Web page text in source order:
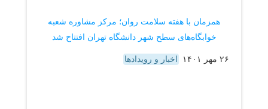
همزمان با هفته سلامت روان؛ مرکز مشاوره شعبه
خوابگاه‌های سطح شهر دانشگاه تهران افتتاح شد
۲۶ مهر ۱۴۰۱ اخبار و رویدادها